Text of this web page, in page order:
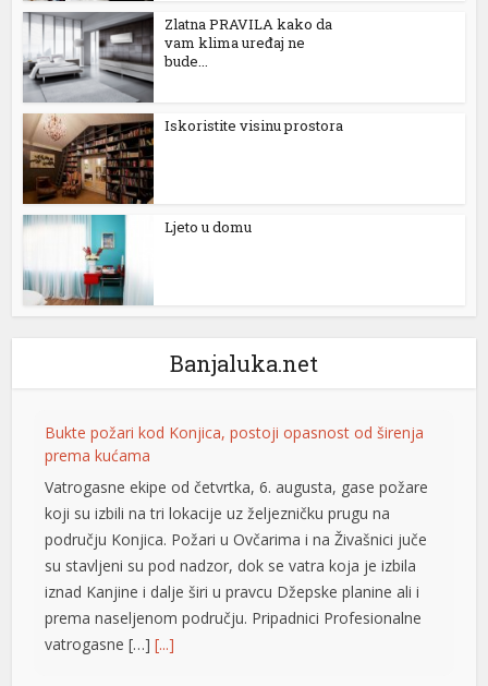
Zlatna PRAVILA kako da
vam klima uređaj ne
bude...
Iskoristite visinu prostora
Ljeto u domu
Banjaluka.net
Bukte požari kod Konjica, postoji opasnost od širenja
prema kućama
Vatrogasne ekipe od četvrtka, 6. augusta, gase požare
koji su izbili na tri lokacije uz željezničku prugu na
području Konjica. Požari u Ovčarima i na Živašnici juče
su stavljeni su pod nadzor, dok se vatra koja je izbila
iznad Kanjine i dalje širi u pravcu Džepske planine ali i
prema naseljenom području. Pripadnici Profesionalne
vatrogasne […][...]